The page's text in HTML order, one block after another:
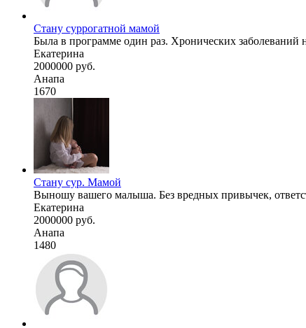
Стану суррогатной мамой
Была в программе один раз. Хронических
Екатерина
2000000 руб.
Анапа
1670
Стану сур. Мамой
Выношу вашего малыша. Без вредных привычек,
Екатерина
2000000 руб.
Анапа
1480